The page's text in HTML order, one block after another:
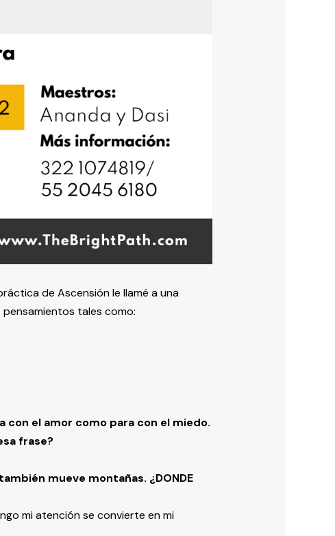
de Ascensión le llamé a una
tales como:
el amor como para con el miedo.
frase?
mueve montañas. ¿DONDE
mi atención se convierte en mi